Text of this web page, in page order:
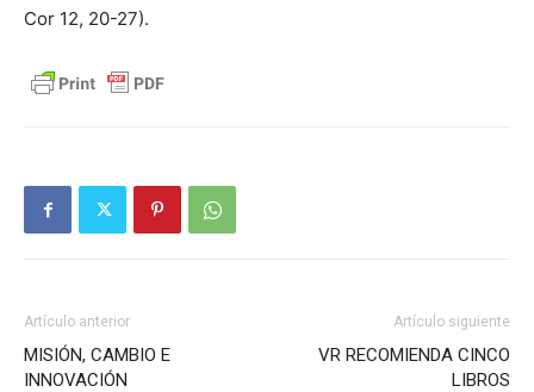
Cor 12, 20-27).
Artículo anterior
MISIÓN, CAMBIO E
INNOVACIÓN
Artículo siguiente
VR RECOMIENDA CINCO
LIBROS